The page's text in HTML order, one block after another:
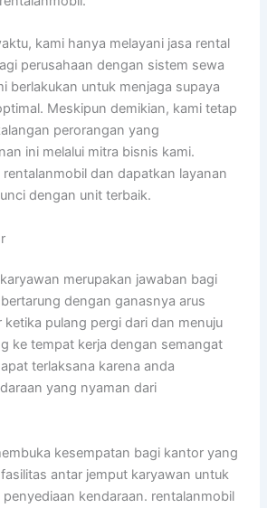
kami hanya melayani jasa rental
perusahaan dengan sistem sewa
berlakukan untuk menjaga supaya
Meskipun demikian, kami tetap
perorangan yang
ini melalui mitra bisnis kami.
dan dapatkan layanan
dengan unit terbaik.
merupakan jawaban bagi
dengan ganasnya arus
ketika pulang pergi dari dan menuju
ke tempat kerja dengan semangat
terlaksana karena anda
yang nyaman dari
kesempatan bagi kantor yang
antar jemput karyawan untuk
penyediaan kendaraan. rentalanmobil